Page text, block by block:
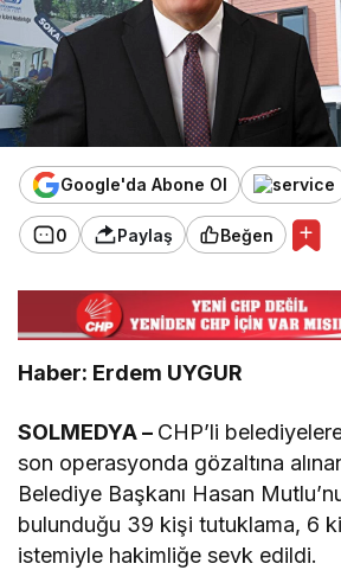
Google'da Abone Ol
0 Paylaş Beğen
Haber: Erdem UYGUR
SOLMEDYA – CHP’li belediyeler
son operasyonda gözaltına
Belediye Başkanı Hasan
bulunduğu 39 kişi tutuklama, 6
istemiyle hakimliğe sevk edildi.